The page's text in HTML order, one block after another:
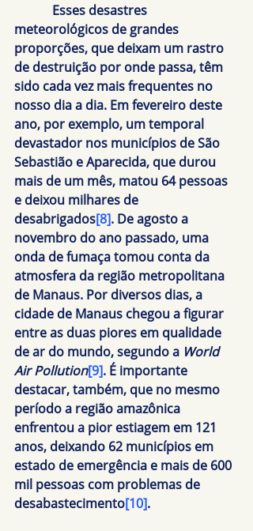
Esses desastres
meteorológicos de grandes
proporções, que deixam um rastro
de destruição por onde passa, têm
sido cada vez mais frequentes no
nosso dia a dia. Em fevereiro deste
ano, por exemplo, um temporal
devastador nos municípios de São
Sebastião e Aparecida, que durou
mais de um mês, matou 64 pessoas
e deixou milhares de
desabrigados[8]. De agosto a
novembro do ano passado, uma
onda de fumaça tomou conta da
atmosfera da região metropolitana
de Manaus. Por diversos dias, a
cidade de Manaus chegou a figurar
entre as duas piores em qualidade
de ar do mundo, segundo a World
Air Pollution[9]. É importante
destacar, também, que no mesmo
período a região amazônica
enfrentou a pior estiagem em 121
anos, deixando 62 municípios em
estado de emergência e mais de 600
mil pessoas com problemas de
desabastecimento[10].